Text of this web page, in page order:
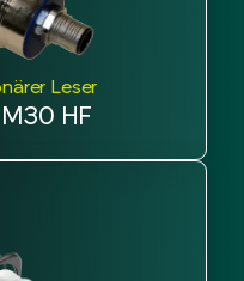
Leser
HF